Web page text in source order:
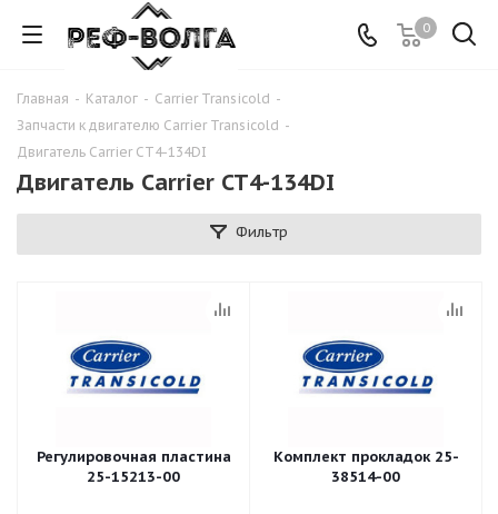
0
Главная - Каталог - Carrier Transicold -
Запчасти к двигателю Carrier Transicold -
Двигатель Carrier CT4-134DI
Двигатель Carrier CT4-134DI
Фильтр
Регулировочная пластина
25-15213-00
Комплект прокладок 25-
38514-00